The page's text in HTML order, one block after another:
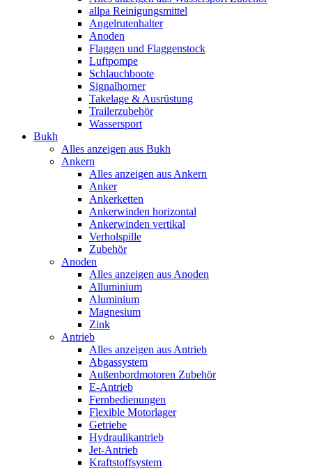
allpa Reinigungsmittel
Angelrutenhalter
Anoden
Flaggen und Flaggenstock
Luftpompe
Schlauchboote
Signalhorner
Takelage & Ausrüstung
Trailerzubehör
Wassersport
Bukh
Alles anzeigen aus Bukh
Ankern
Alles anzeigen aus Ankern
Anker
Ankerketten
Ankerwinden horizontal
Ankerwinden vertikal
Verholspille
Zubehör
Anoden
Alles anzeigen aus Anoden
Alluminium
Aluminium
Magnesium
Zink
Antrieb
Alles anzeigen aus Antrieb
Abgassystem
Außenbordmotoren Zubehör
E-Antrieb
Fernbedienungen
Flexible Motorlager
Getriebe
Hydraulikantrieb
Jet-Antrieb
Kraftstoffsystem